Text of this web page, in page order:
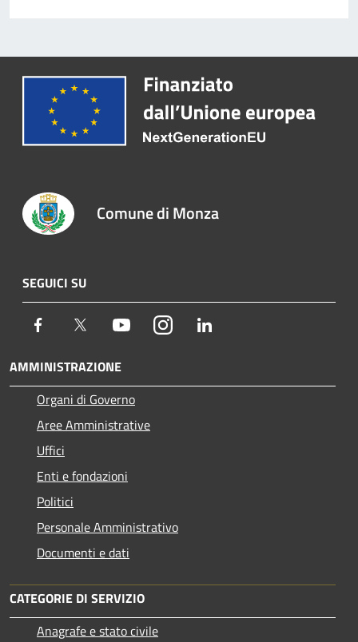
Comune di Monza
SEGUICI SU
Facebook Twitter YoutubeInstagram
AMMINISTRAZIONE
Organi di Governo
Aree Amministrative
Uffici
Enti e fondazioni
Politici
Personale Amministrativo
Documenti e dati
CATEGORIE DI SERVIZIO
Anagrafe e stato civile